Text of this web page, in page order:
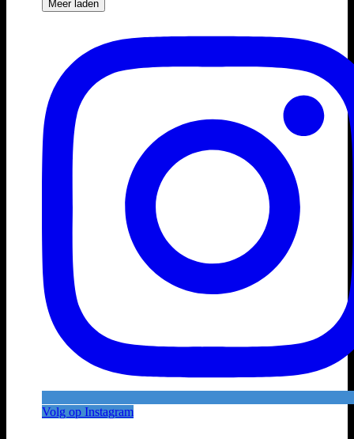
Meer laden
Volg op Instagram